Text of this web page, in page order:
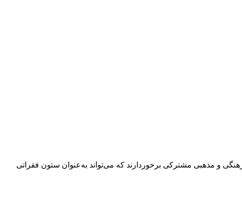
و مذهبی مشترکی برخوردارند که می‌تواند به‌عنوان ستون فقراتی